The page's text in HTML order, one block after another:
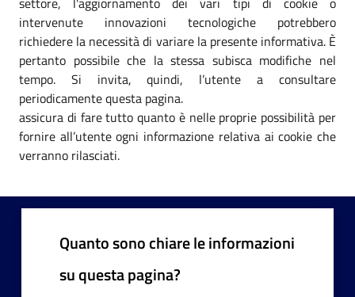
intervenute innovazioni tecnologiche potrebbero
richiedere la necessità di variare la presente informativa. È
pertanto possibile che la stessa subisca modifiche nel
tempo. Si invita, quindi, l’utente a consultare
periodicamente questa pagina.
assicura di fare tutto quanto è nelle proprie possibilità per
fornire all’utente ogni informazione relativa ai cookie che
verranno rilasciati.
Quanto sono chiare le informazioni
su questa pagina?